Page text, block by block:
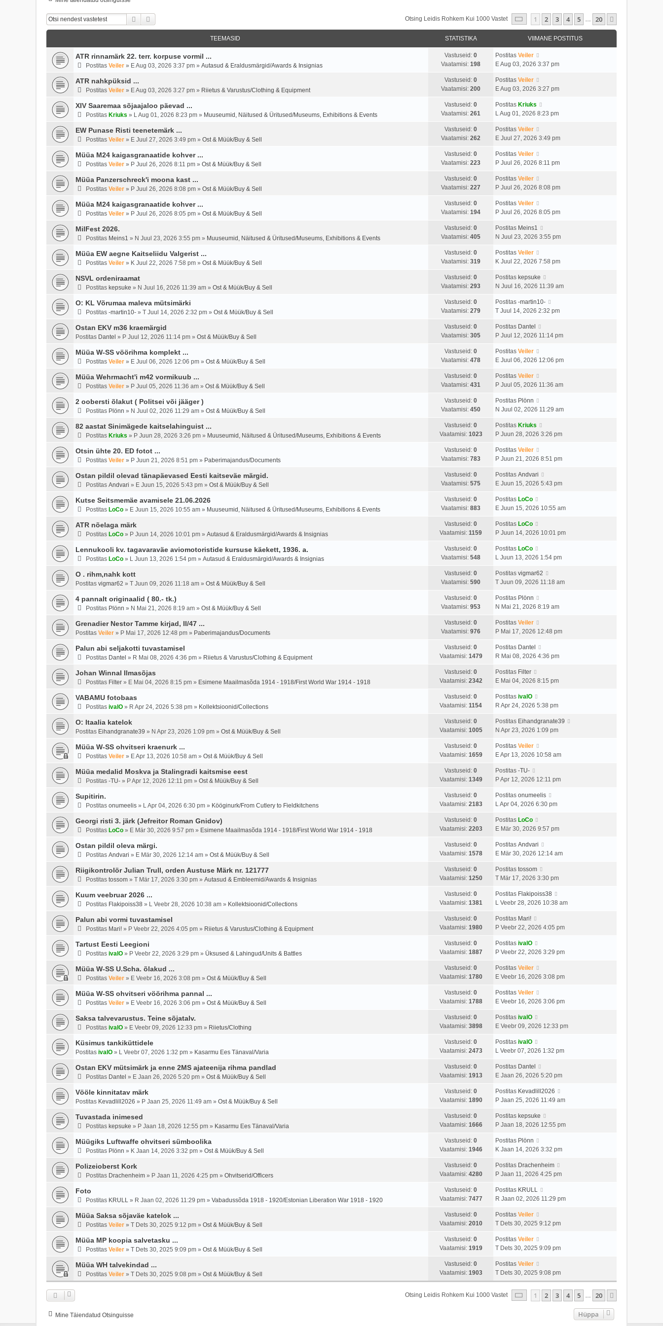
Otsi Otsing Leidis Rohkem Kui 1000 Vastet . Leht20 -st
1 2 3 4 5 … 20
TEEMASID STATISTIKA VIIMANE POSTITUS
ATR rinnamärk 22. terr. korpuse vormil ...
Postitas Veiler » E Aug 03, 2026 3:37 pm » Autasud & Eraldusmärgid/Awards & Insignias
Vastuseid: 0
Vaatamisi: 198
Postitas Veiler
E Aug 03, 2026 3:37 pm
ATR nahkpüksid ...
Postitas Veiler » E Aug 03, 2026 3:27 pm » Riietus & Varustus/Clothing & Equipment
Vastuseid: 0
Vaatamisi: 200
Postitas Veiler
E Aug 03, 2026 3:27 pm
XIV Saaremaa sõjaajaloo päevad ...
Postitas Kriuks » L Aug 01, 2026 8:23 pm » Muuseumid, Näitused & Üritused/Museums, Exhibitions & Events
Vastuseid: 0
Vaatamisi: 261
Postitas Kriuks
L Aug 01, 2026 8:23 pm
EW Punase Risti teenetemärk ...
Postitas Veiler » E Juul 27, 2026 3:49 pm » Ost & Müük/Buy & Sell
Vastuseid: 0
Vaatamisi: 262
Postitas Veiler
E Juul 27, 2026 3:49 pm
Müüa M24 kaigasgranaatide kohver ...
Postitas Veiler » P Juul 26, 2026 8:11 pm » Ost & Müük/Buy & Sell
Vastuseid: 0
Vaatamisi: 223
Postitas Veiler
P Juul 26, 2026 8:11 pm
Müüa Panzerschreck'i moona kast ...
Postitas Veiler » P Juul 26, 2026 8:08 pm » Ost & Müük/Buy & Sell
Vastuseid: 0
Vaatamisi: 227
Postitas Veiler
P Juul 26, 2026 8:08 pm
Müüa M24 kaigasgranaatide kohver ...
Postitas Veiler » P Juul 26, 2026 8:05 pm » Ost & Müük/Buy & Sell
Vastuseid: 0
Vaatamisi: 194
Postitas Veiler
P Juul 26, 2026 8:05 pm
MilFest 2026.
Postitas Meins1 » N Juul 23, 2026 3:55 pm » Muuseumid, Näitused & Üritused/Museums, Exhibitions & Events
Vastuseid: 0
Vaatamisi: 405
Postitas Meins1
N Juul 23, 2026 3:55 pm
Müüa EW aegne Kaitseliidu Valgerist ...
Postitas Veiler » K Juul 22, 2026 7:58 pm » Ost & Müük/Buy & Sell
Vastuseid: 0
Vaatamisi: 319
Postitas Veiler
K Juul 22, 2026 7:58 pm
NSVL ordeniraamat
Postitas kepsuke » N Juul 16, 2026 11:39 am » Ost & Müük/Buy & Sell
Vastuseid: 0
Vaatamisi: 293
Postitas kepsuke
N Juul 16, 2026 11:39 am
O: KL Võrumaa maleva mütsimärki
Postitas -martin10- » T Juul 14, 2026 2:32 pm » Ost & Müük/Buy & Sell
Vastuseid: 0
Vaatamisi: 279
Postitas -martin10-
T Juul 14, 2026 2:32 pm
Ostan EKV m36 kraemärgid
Postitas Dantel » P Juul 12, 2026 11:14 pm » Ost & Müük/Buy & Sell
Vastuseid: 0
Vaatamisi: 305
Postitas Dantel
P Juul 12, 2026 11:14 pm
Müüa W-SS vöörihma komplekt ...
Postitas Veiler » E Juul 06, 2026 12:06 pm » Ost & Müük/Buy & Sell
Vastuseid: 0
Vaatamisi: 478
Postitas Veiler
E Juul 06, 2026 12:06 pm
Müüa Wehrmacht'i m42 vormikuub ...
Postitas Veiler » P Juul 05, 2026 11:36 am » Ost & Müük/Buy & Sell
Vastuseid: 0
Vaatamisi: 431
Postitas Veiler
P Juul 05, 2026 11:36 am
2 oobersti õlakut ( Politsei või jääger )
Postitas Plönn » N Juul 02, 2026 11:29 am » Ost & Müük/Buy & Sell
Vastuseid: 0
Vaatamisi: 450
Postitas Plönn
N Juul 02, 2026 11:29 am
82 aastat Sinimägede kaitselahinguist ...
Postitas Kriuks » P Juun 28, 2026 3:26 pm » Muuseumid, Näitused & Üritused/Museums, Exhibitions & Events
Vastuseid: 0
Vaatamisi: 1023
Postitas Kriuks
P Juun 28, 2026 3:26 pm
Otsin ühte 20. ED fotot ...
Postitas Veiler » P Juun 21, 2026 8:51 pm » Paberimajandus/Documents
Vastuseid: 0
Vaatamisi: 783
Postitas Veiler
P Juun 21, 2026 8:51 pm
Ostan pildil olevad tänapäevased Eesti kaitseväe märgid.
Postitas Andvari » E Juun 15, 2026 5:43 pm » Ost & Müük/Buy & Sell
Vastuseid: 0
Vaatamisi: 575
Postitas Andvari
E Juun 15, 2026 5:43 pm
Kutse Seitsmemäe avamisele 21.06.2026
Postitas LoCo » E Juun 15, 2026 10:55 am » Muuseumid, Näitused & Üritused/Museums, Exhibitions & Events
Vastuseid: 0
Vaatamisi: 883
Postitas LoCo
E Juun 15, 2026 10:55 am
ATR nõelaga märk
Postitas LoCo » P Juun 14, 2026 10:01 pm » Autasud & Eraldusmärgid/Awards & Insignias
Vastuseid: 0
Vaatamisi: 1159
Postitas LoCo
P Juun 14, 2026 10:01 pm
Lennukooli kv. tagavaraväe aviomotoristide kursuse käekett, 1936. a.
Postitas LoCo » L Juun 13, 2026 1:54 pm » Autasud & Eraldusmärgid/Awards & Insignias
Vastuseid: 0
Vaatamisi: 548
Postitas LoCo
L Juun 13, 2026 1:54 pm
O . rihm,nahk kott
Postitas vigmar62 » T Juun 09, 2026 11:18 am » Ost & Müük/Buy & Sell
Vastuseid: 0
Vaatamisi: 590
Postitas vigmar62
T Juun 09, 2026 11:18 am
4 pannalt originaalid ( 80.- tk.)
Postitas Plönn » N Mai 21, 2026 8:19 am » Ost & Müük/Buy & Sell
Vastuseid: 0
Vaatamisi: 953
Postitas Plönn
N Mai 21, 2026 8:19 am
Grenadier Nestor Tamme kirjad, II/47 ...
Postitas Veiler » P Mai 17, 2026 12:48 pm » Paberimajandus/Documents
Vastuseid: 0
Vaatamisi: 976
Postitas Veiler
P Mai 17, 2026 12:48 pm
Palun abi seljakotti tuvastamisel
Postitas Dantel » R Mai 08, 2026 4:36 pm » Riietus & Varustus/Clothing & Equipment
Vastuseid: 0
Vaatamisi: 1479
Postitas Dantel
R Mai 08, 2026 4:36 pm
Johan Winnal Ilmasõjas
Postitas Filter » E Mai 04, 2026 8:15 pm » Esimene Maailmasõda 1914 - 1918/First World War 1914 - 1918
Vastuseid: 0
Vaatamisi: 2342
Postitas Filter
E Mai 04, 2026 8:15 pm
VABAMU fotobaas
Postitas ivalO » R Apr 24, 2026 5:38 pm » Kollektsioonid/Collections
Vastuseid: 0
Vaatamisi: 1154
Postitas ivalO
R Apr 24, 2026 5:38 pm
O: Itaalia katelok
Postitas Eihandgranate39 » N Apr 23, 2026 1:09 pm » Ost & Müük/Buy & Sell
Vastuseid: 0
Vaatamisi: 1005
Postitas Eihandgranate39
N Apr 23, 2026 1:09 pm
Müüa W-SS ohvitseri kraenurk ...
Postitas Veiler » E Apr 13, 2026 10:58 am » Ost & Müük/Buy & Sell
Vastuseid: 0
Vaatamisi: 1659
Postitas Veiler
E Apr 13, 2026 10:58 am
Müüa medalid Moskva ja Stalingradi kaitsmise eest
Postitas -TU- » P Apr 12, 2026 12:11 pm » Ost & Müük/Buy & Sell
Vastuseid: 0
Vaatamisi: 1349
Postitas -TU-
P Apr 12, 2026 12:11 pm
Supitirin.
Postitas onumeelis » L Apr 04, 2026 6:30 pm » Kööginurk/From Cutlery to Fieldkitchens
Vastuseid: 0
Vaatamisi: 2183
Postitas onumeelis
L Apr 04, 2026 6:30 pm
Georgi risti 3. järk (Jefreitor Roman Gnidov)
Postitas LoCo » E Mär 30, 2026 9:57 pm » Esimene Maailmasõda 1914 - 1918/First World War 1914 - 1918
Vastuseid: 0
Vaatamisi: 2203
Postitas LoCo
E Mär 30, 2026 9:57 pm
Ostan pildil oleva märgi.
Postitas Andvari » E Mär 30, 2026 12:14 am » Ost & Müük/Buy & Sell
Vastuseid: 0
Vaatamisi: 1578
Postitas Andvari
E Mär 30, 2026 12:14 am
Riigikontrolör Julian Trull, orden Austuse Märk nr. 121777
Postitas tossom » T Mär 17, 2026 3:30 pm » Autasud & Embleemid/Awards & Insignias
Vastuseid: 0
Vaatamisi: 1250
Postitas tossom
T Mär 17, 2026 3:30 pm
Kuum veebruar 2026 ...
Postitas Flakipoiss38 » L Veebr 28, 2026 10:38 am » Kollektsioonid/Collections
Vastuseid: 0
Vaatamisi: 1381
Postitas Flakipoiss38
L Veebr 28, 2026 10:38 am
Palun abi vormi tuvastamisel
Postitas Mari! » P Veebr 22, 2026 4:05 pm » Riietus & Varustus/Clothing & Equipment
Vastuseid: 0
Vaatamisi: 1980
Postitas Mari!
P Veebr 22, 2026 4:05 pm
Tartust Eesti Leegioni
Postitas ivalO » P Veebr 22, 2026 3:29 pm » Üksused & Lahingud/Units & Battles
Vastuseid: 0
Vaatamisi: 1887
Postitas ivalO
P Veebr 22, 2026 3:29 pm
Müüa W-SS U.Scha. õlakud ...
Postitas Veiler » E Veebr 16, 2026 3:08 pm » Ost & Müük/Buy & Sell
Vastuseid: 0
Vaatamisi: 1780
Postitas Veiler
E Veebr 16, 2026 3:08 pm
Müüa W-SS ohvitseri vöörihma pannal ...
Postitas Veiler » E Veebr 16, 2026 3:06 pm » Ost & Müük/Buy & Sell
Vastuseid: 0
Vaatamisi: 1788
Postitas Veiler
E Veebr 16, 2026 3:06 pm
Saksa talvevarustus. Teine sõjatalv.
Postitas ivalO » E Veebr 09, 2026 12:33 pm » Riietus/Clothing
Vastuseid: 0
Vaatamisi: 3898
Postitas ivalO
E Veebr 09, 2026 12:33 pm
Küsimus tankiküttidele
Postitas ivalO » L Veebr 07, 2026 1:32 pm » Kasarmu Ees Tänaval/Varia
Vastuseid: 0
Vaatamisi: 2473
Postitas ivalO
L Veebr 07, 2026 1:32 pm
Ostan EKV mütsimärk ja enne 2MS ajateenija rihma pandlad
Postitas Dantel » E Jaan 26, 2026 5:20 pm » Ost & Müük/Buy & Sell
Vastuseid: 0
Vaatamisi: 1913
Postitas Dantel
E Jaan 26, 2026 5:20 pm
Vööle kinnitatav märk
Postitas Kevadlill2026 » P Jaan 25, 2026 11:49 am » Ost & Müük/Buy & Sell
Vastuseid: 0
Vaatamisi: 1890
Postitas Kevadlill2026
P Jaan 25, 2026 11:49 am
Tuvastada inimesed
Postitas kepsuke » P Jaan 18, 2026 12:55 pm » Kasarmu Ees Tänaval/Varia
Vastuseid: 0
Vaatamisi: 1666
Postitas kepsuke
P Jaan 18, 2026 12:55 pm
Müügiks Luftwaffe ohvitseri sümboolika
Postitas Plönn » K Jaan 14, 2026 3:32 pm » Ost & Müük/Buy & Sell
Vastuseid: 0
Vaatamisi: 1946
Postitas Plönn
K Jaan 14, 2026 3:32 pm
Polizeioberst Kork
Postitas Drachenheim » P Jaan 11, 2026 4:25 pm » Ohvitserid/Officers
Vastuseid: 0
Vaatamisi: 4280
Postitas Drachenheim
P Jaan 11, 2026 4:25 pm
Foto
Postitas KRULL » R Jaan 02, 2026 11:29 pm » Vabadussõda 1918 - 1920/Estonian Liberation War 1918 - 1920
Vastuseid: 0
Vaatamisi: 7477
Postitas KRULL
R Jaan 02, 2026 11:29 pm
Müüa Saksa sõjaväe katelok ...
Postitas Veiler » T Dets 30, 2025 9:12 pm » Ost & Müük/Buy & Sell
Vastuseid: 0
Vaatamisi: 2010
Postitas Veiler
T Dets 30, 2025 9:12 pm
Müüa MP koopia salvetasku ...
Postitas Veiler » T Dets 30, 2025 9:09 pm » Ost & Müük/Buy & Sell
Vastuseid: 0
Vaatamisi: 1919
Postitas Veiler
T Dets 30, 2025 9:09 pm
Müüa WH talvekindad ...
Postitas Veiler » T Dets 30, 2025 9:08 pm » Ost & Müük/Buy & Sell
Vastuseid: 0
Vaatamisi: 1903
Postitas Veiler
T Dets 30, 2025 9:08 pm
Otsing Leidis Rohkem Kui 1000 Vastet . Leht20 -st
1 2 3 4 5 … 20
Mine Täiendatud Otsinguisse Hüppa